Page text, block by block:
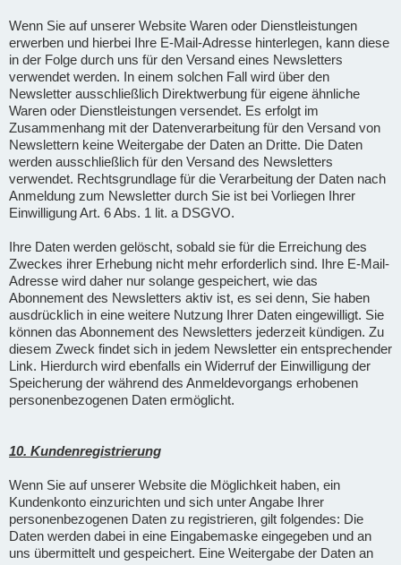
Wenn Sie auf unserer Website Waren oder Dienstleistungen
erwerben und hierbei Ihre E-Mail-Adresse hinterlegen, kann diese
in der Folge durch uns für den Versand eines Newsletters
verwendet werden. In einem solchen Fall wird über den
Newsletter ausschließlich Direktwerbung für eigene ähnliche
Waren oder Dienstleistungen versendet. Es erfolgt im
Zusammenhang mit der Datenverarbeitung für den Versand von
Newslettern keine Weitergabe der Daten an Dritte. Die Daten
werden ausschließlich für den Versand des Newsletters
verwendet. Rechtsgrundlage für die Verarbeitung der Daten nach
Anmeldung zum Newsletter durch Sie ist bei Vorliegen Ihrer
Einwilligung Art. 6 Abs. 1 lit. a DSGVO.
Ihre Daten werden gelöscht, sobald sie für die Erreichung des
Zweckes ihrer Erhebung nicht mehr erforderlich sind. Ihre E-Mail-
Adresse wird daher nur solange gespeichert, wie das
Abonnement des Newsletters aktiv ist, es sei denn, Sie haben
ausdrücklich in eine weitere Nutzung Ihrer Daten eingewilligt. Sie
können das Abonnement des Newsletters jederzeit kündigen. Zu
diesem Zweck findet sich in jedem Newsletter ein entsprechender
Link. Hierdurch wird ebenfalls ein Widerruf der Einwilligung der
Speicherung der während des Anmeldevorgangs erhobenen
personenbezogenen Daten ermöglicht.
10. Kundenregistrierung
Wenn Sie auf unserer Website die Möglichkeit haben, ein
Kundenkonto einzurichten und sich unter Angabe Ihrer
personenbezogenen Daten zu registrieren, gilt folgendes: Die
Daten werden dabei in eine Eingabemaske eingegeben und an
uns übermittelt und gespeichert. Eine Weitergabe der Daten an